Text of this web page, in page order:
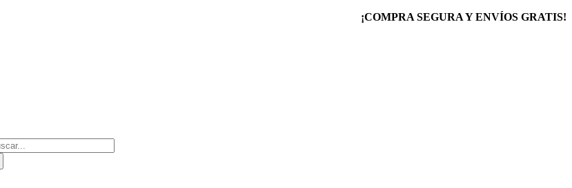
¡COMPRA SEGURA Y ENVÍOS GRATIS!